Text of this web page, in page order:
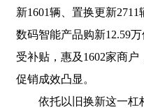
新1601辆、置换更新2711
数码智能产品购新12.59
受补贴，惠及1602家商
促销成效凸显。
依托以旧换新这一杠